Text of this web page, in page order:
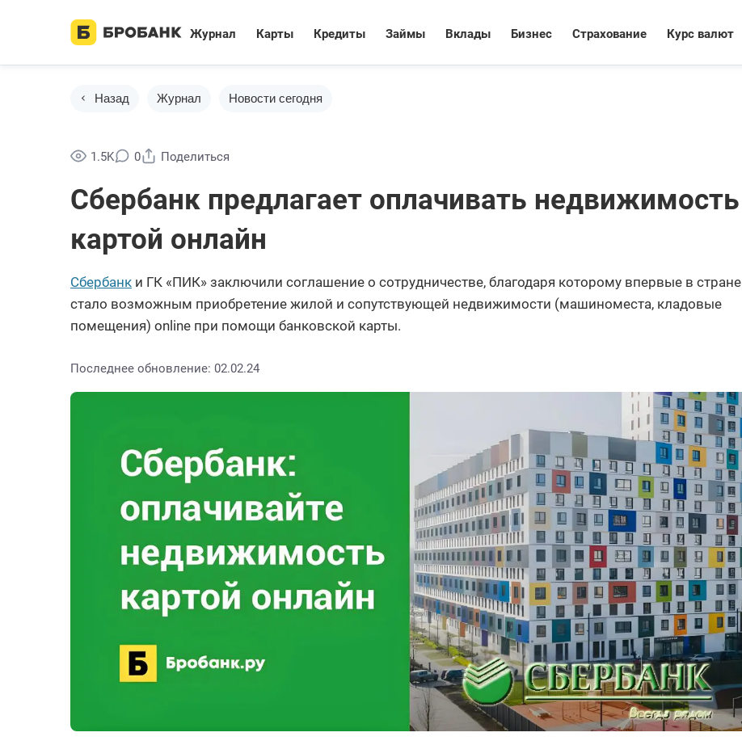
Журнал Карты Кредиты Займы Вклады Бизнес Страхование Курс валют
Назад Журнал Новости сегодня
1.5K 0 Поделиться
Сбербанк предлагает оплачивать недвижимость
картой онлайн
Сбербанк и ГК «ПИК» заключили соглашение о сотрудничестве, благодаря которому впервые в стране
стало возможным приобретение жилой и сопутствующей недвижимости (машиноместа, кладовые
помещения) online при помощи банковской карты.
Последнее обновление: 02.02.24